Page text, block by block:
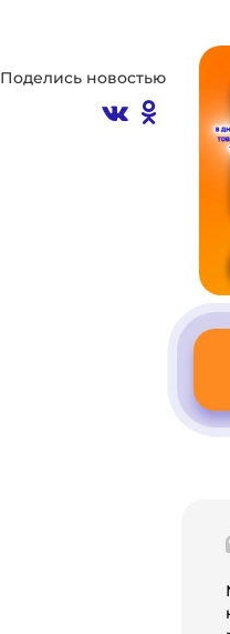
Поделись новостью